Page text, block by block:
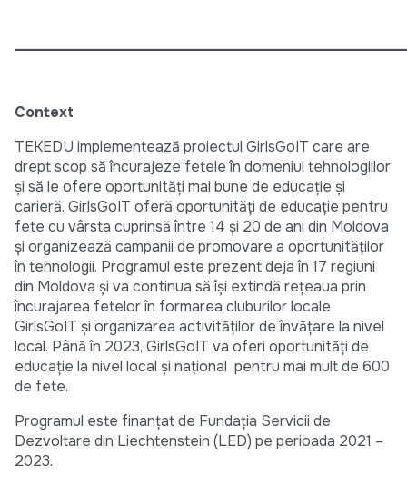
Context
TEKEDU implementează proiectul GirlsGoIT care are
drept scop să încurajeze fetele în domeniul tehnologiilor
și să le ofere oportunități mai bune de educație și
carieră. GirlsGoIT oferă oportunități de educație pentru
fete cu vârsta cuprinsă între 14 și 20 de ani din Moldova
și organizează campanii de promovare a oportunităților
în tehnologii. Programul este prezent deja în 17 regiuni
din Moldova și va continua să își extindă rețeaua prin
încurajarea fetelor în formarea cluburilor locale
GirlsGoIT și organizarea activităților de învățare la nivel
local. Până în 2023, GirlsGoIT va oferi oportunități de
educație la nivel local și național pentru mai mult de 600
de fete.
Programul este finanțat de Fundația Servicii de
Dezvoltare din Liechtenstein (LED) pe perioada 2021 –
2023.